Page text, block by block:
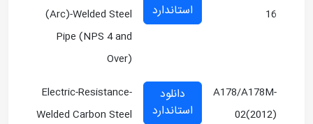
16
استاندارد
(Arc)-Welded Steel
Pipe (NPS 4 and
Over)
A178/A178M-
02(2012)
دانلود
استاندارد
Electric-Resistance-
Welded Carbon Steel